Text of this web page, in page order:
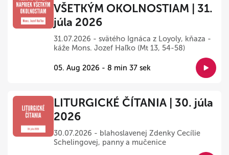
VŠETKÝM OKOLNOSTIAM | 31.
júla 2026
31.07.2026 - svätého Ignáca z Loyoly, kňaza -
káže Mons. Jozef Haľko (Mt 13, 54-58)
05. Aug 2026 - 8 min 37 sek
LITURGICKÉ ČÍTANIA | 30. júla
2026
30.07.2026 - blahoslavenej Zdenky Cecílie
Schelingovej, panny a mučenice